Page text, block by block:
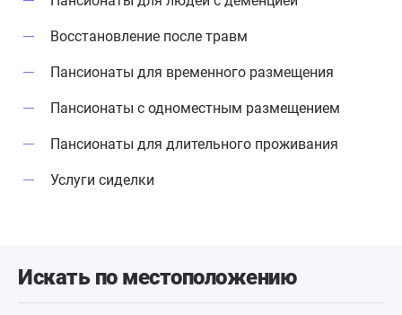
Восстановление после травм
Пансионаты для временного размещения
Пансионаты с одноместным размещением
Пансионаты для длительного проживания
Услуги сиделки
Искать по местоположению